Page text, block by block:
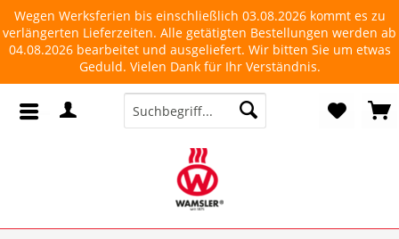
Wegen Werksferien bis einschließlich 03.08.2026 kommt es zu
verlängerten Lieferzeiten. Alle getätigten Bestellungen werden ab
04.08.2026 bearbeitet und ausgeliefert. Wir bitten Sie um etwas
Geduld. Vielen Dank für Ihr Verständnis.